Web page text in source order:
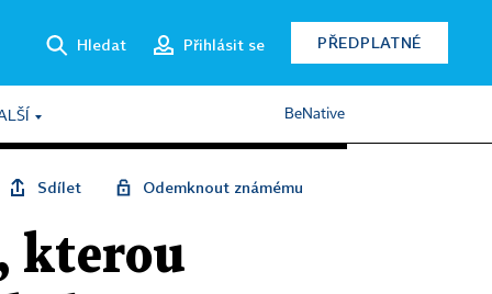
Hledat Přihlásit se PŘEDPLATNÉ
BeNative
Sdílet Odemknout známému
kterou